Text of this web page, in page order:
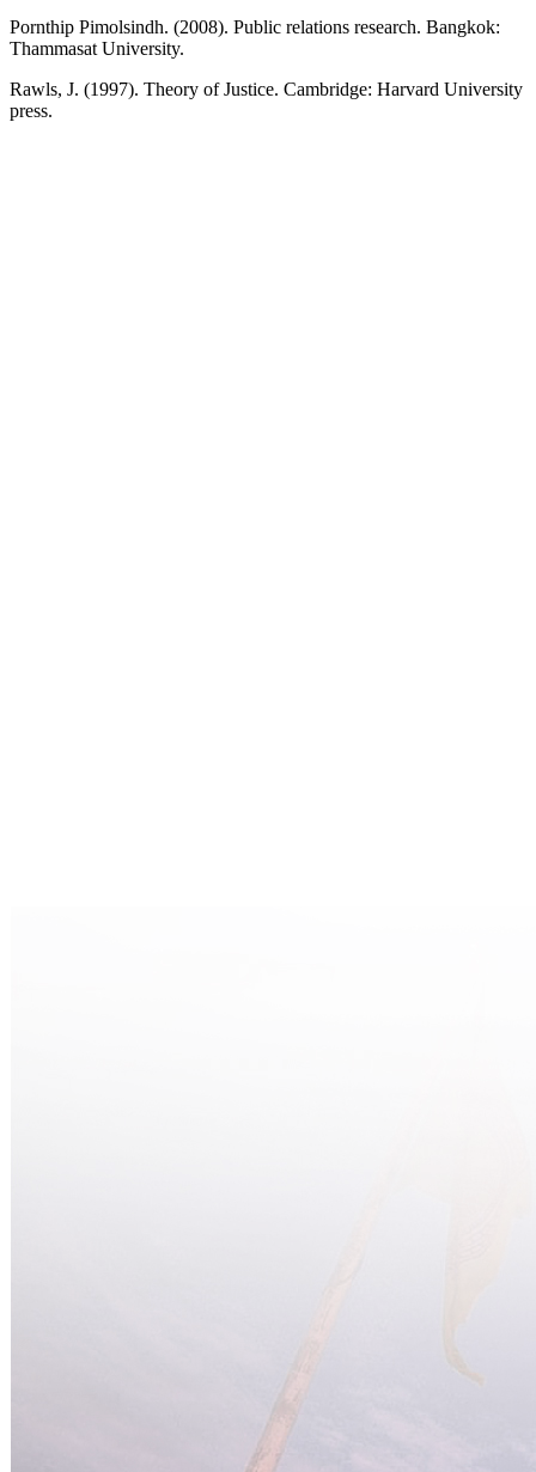
Pornthip Pimolsindh. (2008). Public relations research. Bangkok:
Thammasat University.
Rawls, J. (1997). Theory of Justice. Cambridge: Harvard University
press.